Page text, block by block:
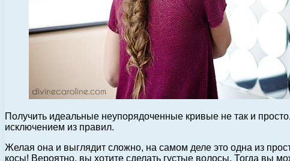
Получить идеальные неупорядоченные кривые не так и
исключением из правил.
Желая она и выглядит сложно, на самом деле это одна из
косы! Вероятно, вы хотите сделать густые волосы. Тогда вы